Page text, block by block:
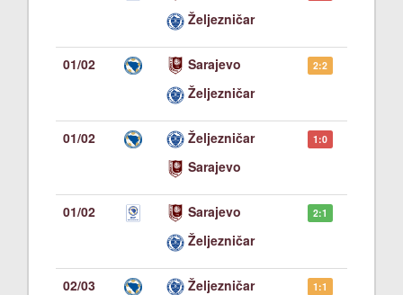
Željezničar
01/02
Sarajevo
Željezničar
2:2
01/02
Željezničar
Sarajevo
1:0
01/02
Sarajevo
Željezničar
2:1
02/03
Željezničar
1:1